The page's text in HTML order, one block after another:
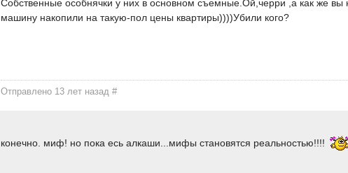
Собственные особнячки у них в основном съемные.Ой,черри ,а как же вы
машину накопили на такую-пол цены квартиры))))Убили кого?
Отправлено 13 лет назад#
конечно. миф! но пока есь алкаши...мифы становятся реальностью!!!!